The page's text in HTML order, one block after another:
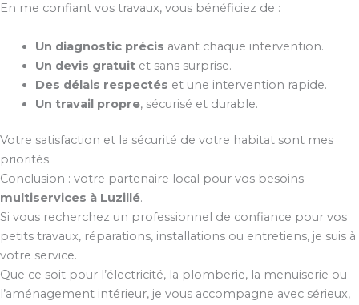
En me confiant vos travaux, vous bénéficiez de :
Un diagnostic précis avant chaque intervention.
Un devis gratuitet sans surprise.
Des délais respectés et une intervention rapide.
Un travail propre, sécurisé et durable.
Votre satisfaction et la sécurité de votre habitat sont mes
priorités.
Conclusion : votre partenaire local pour vos besoins
multiservices à Luzillé.
Si vous recherchez un professionnel de confiance pour vos
petits travaux, réparations, installations ou entretiens, je suis à
votre service.
Que ce soit pour l’électricité, la plomberie, la menuiserie ou
l’aménagement intérieur, je vous accompagne avec sérieux,